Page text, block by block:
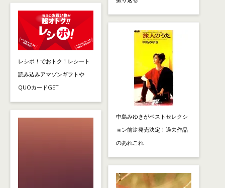
レシポ！でおトク！レシート
読み込みアマゾンギフトや
QUOカードGET
中島みゆきがベストセレクシ
ョン前途発売決定！過去作品
のあれこれ